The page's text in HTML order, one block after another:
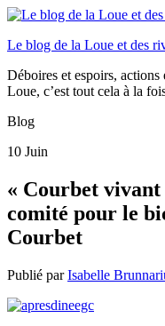
Le blog de la Loue et des
Déboires et espoirs,
Loue, c’est tout cela à la
Blog
10 Juin
« Courbet
comité pour le
Courbet
Publié parIsabelle